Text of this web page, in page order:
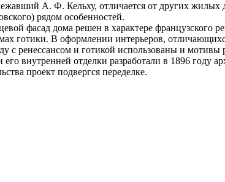
А. Ф. Кельху, отличается от других жилых
рядом особенностей.
фасад дома решен в характере французского
готики. В оформлении интерьеров,
с ренессансом и готикой использованы и мотивы
его внутренней отделки разработали в 1896 году
проект подвергся переделке.